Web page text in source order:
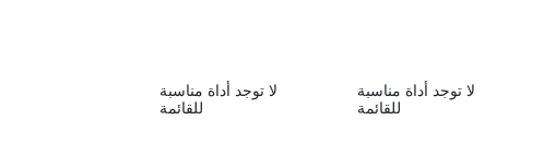
لا توجد أداة مناسبة
للقائمة
لا توجد أداة مناسبة
للقائمة